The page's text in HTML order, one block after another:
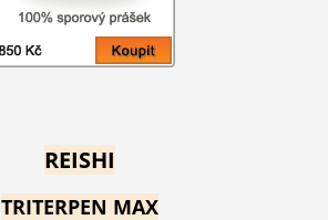
REISHI
TRITERPEN MAX